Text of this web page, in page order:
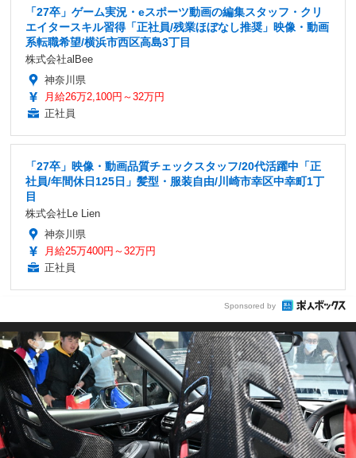
「27卒」ゲーム実況・eスポーツ動画の編集スタッフ・クリ
エイタースキル習得「正社員/残業ほぼなし推奨」映像・動画
系転職希望/横浜市西区高島3丁目
株式会社alBee
神奈川県
月給26万2,100円～32万円
正社員
「27卒」映像・動画品質チェックスタッフ/20代活躍中「正
社員/年間休日125日」髪型・服装自由/川崎市幸区中幸町1丁
目
株式会社Le Lien
神奈川県
月給25万400円～32万円
正社員
Sponsored by